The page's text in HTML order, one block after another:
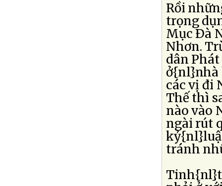
Rồi
trọng
Mục Ðà
Nhơn.
dân
ở{nl}nhà
các vị đi
Thế thì
nào vào
ngài rút
tránh